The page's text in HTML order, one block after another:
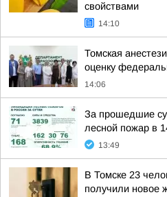
свойствами
14:10
Томская
оценку
14:06
За прошедшие
лесной пожар в
13:49
В Томске 23
получили новое